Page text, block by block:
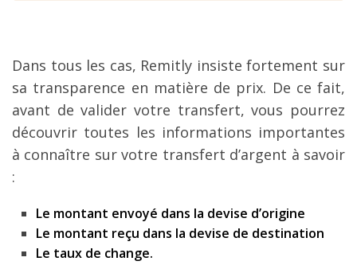
Dans tous les cas, Remitly insiste fortement sur
sa transparence en matière de prix. De ce fait,
avant de valider votre transfert, vous pourrez
découvrir toutes les informations importantes
à connaître sur votre transfert d’argent à savoir
:
Le montant envoyé dans la devise d’origine
Le montant reçu dans la devise de destination
Le taux de change.